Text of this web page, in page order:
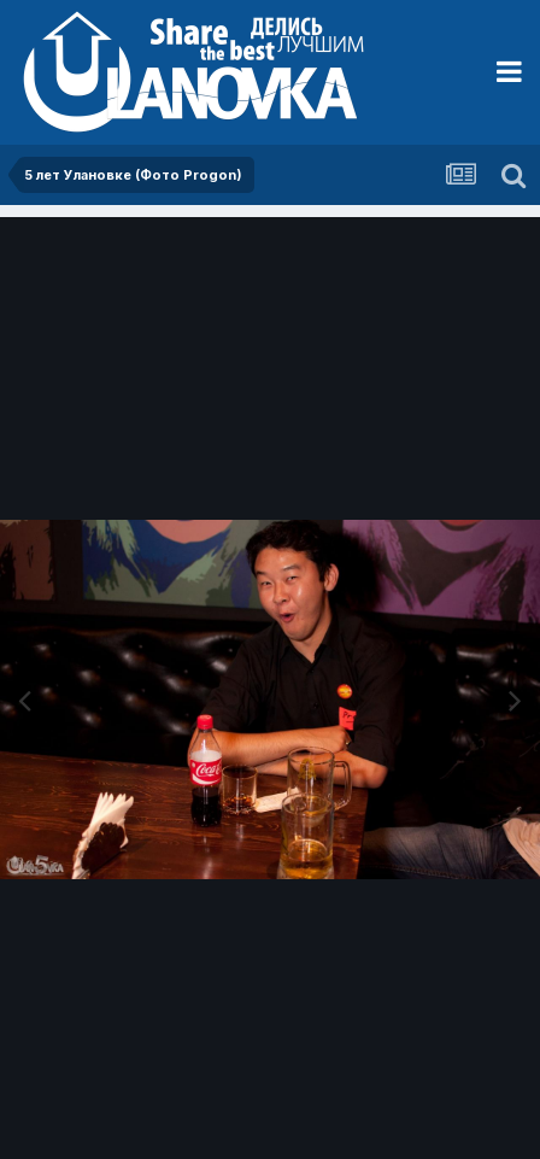
5 лет Улановке (Фото Progon)